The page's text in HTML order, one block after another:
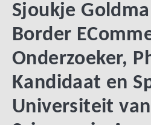
Sjoukje
Border
Onderzoeker,
Kandidaat en
Universiteit